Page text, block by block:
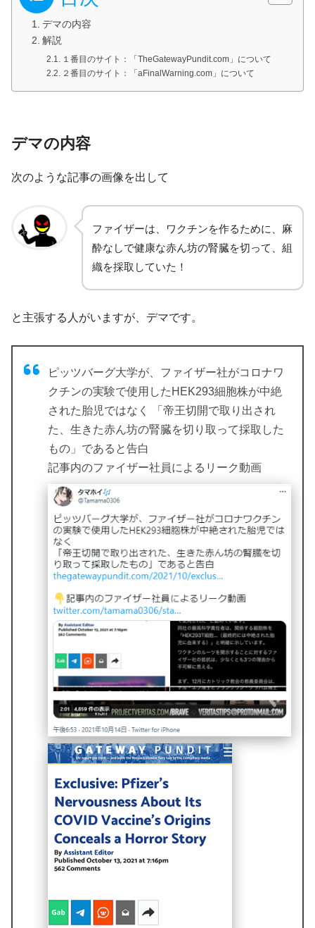
デマの内容
解説
１番目のサイト：「TheGatewayPundit.com」について
２番目のサイト：「aFinalWarning.com」について
デマの内容
次のような記事の画像を出して
ファイザーは、ワクチンを作るために、麻
酔なしで健康な赤ん坊の腎臓を切って、組
織を採取していた！
と主張する人がいますが、デマです。
ピッツバーグ大学が、ファイザー社がコロナワ
クチンの実験で使用したHEK293細胞株が中絶
された胎児ではなく 「帝王切開で取り出され
た、生きた赤ん坊の腎臓を切り取って採取した
もの」であると告白
記事内のファイザー社員によるリーク動画